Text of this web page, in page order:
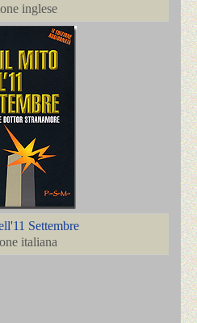
inglese
Settembre
italiana